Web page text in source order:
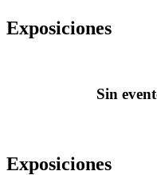
Exposiciones
Sin
Exposiciones